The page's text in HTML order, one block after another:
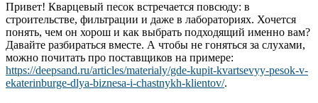
Привет! Кварцевый песок встречается повсюду: в
строительстве, фильтрации и даже в лабораториях. Хочется
понять, чем он хорош и как выбрать подходящий именно вам?
Давайте разбираться вместе. А чтобы не гоняться за слухами,
можно почитать про поставщиков на примере:
https://deepsand.ru/articles/materialy/gde-kupit-kvartsevyy-pesok-v-
ekaterinburge-dlya-biznesa-i-chastnykh-klientov/.